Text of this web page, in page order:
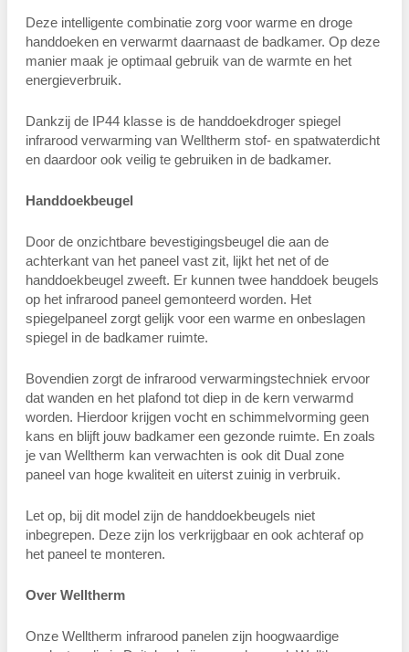
Deze intelligente combinatie zorg voor warme en droge
handdoeken en verwarmt daarnaast de badkamer. Op deze
manier maak je optimaal gebruik van de warmte en het
energieverbruik.
Dankzij de IP44 klasse is de handdoekdroger spiegel
infrarood verwarming van Welltherm stof- en spatwaterdicht
en daardoor ook veilig te gebruiken in de badkamer.
Handdoekbeugel
Door de onzichtbare bevestigingsbeugel die aan de
achterkant van het paneel vast zit, lijkt het net of de
handdoekbeugel zweeft. Er kunnen twee handdoek beugels
op het infrarood paneel gemonteerd worden. Het
spiegelpaneel zorgt gelijk voor een warme en onbeslagen
spiegel in de badkamer ruimte.
Bovendien zorgt de infrarood verwarmingstechniek ervoor
dat wanden en het plafond tot diep in de kern verwarmd
worden. Hierdoor krijgen vocht en schimmelvorming geen
kans en blijft jouw badkamer een gezonde ruimte. En zoals
je van Welltherm kan verwachten is ook dit Dual zone
paneel van hoge kwaliteit en uiterst zuinig in verbruik.
Let op, bij dit model zijn de handdoekbeugels niet
inbegrepen. Deze zijn los verkrijgbaar en ook achteraf op
het paneel te monteren.
Over Welltherm
Onze Welltherm infrarood panelen zijn hoogwaardige